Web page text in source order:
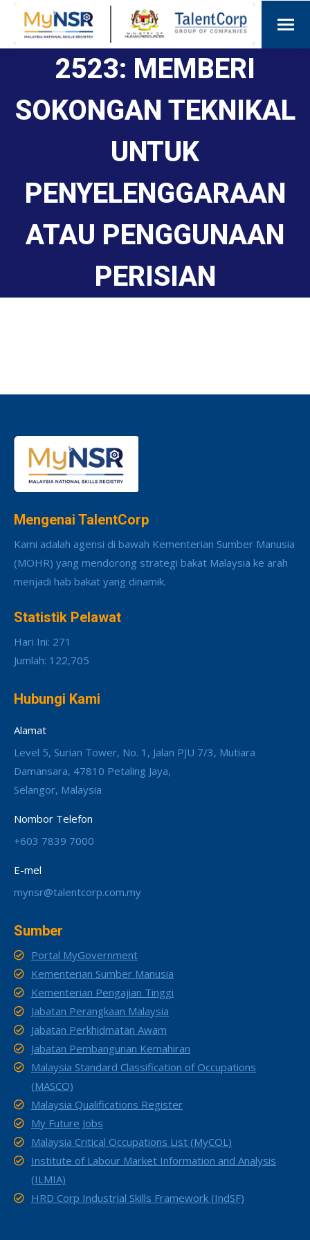
2523: MEMBERI
SOKONGAN TEKNIKAL
UNTUK
PENYELENGGARAAN
ATAU PENGGUNAAN
PERISIAN
Mengenai TalentCorp
Kami adalah agensi di bawah Kementerian Sumber Manusia
(MOHR) yang mendorong strategi bakat Malaysia ke arah
menjadi hab bakat yang dinamik.
Statistik Pelawat
Hari Ini: 271
Jumlah: 122,705
Hubungi Kami
Alamat
Level 5, Surian Tower, No. 1, Jalan PJU 7/3, Mutiara
Damansara, 47810 Petaling Jaya,
Selangor, Malaysia
Nombor Telefon
+603 7839 7000
E-mel
mynsr@talentcorp.com.my
Sumber
Portal MyGovernment
Kementerian Sumber Manusia
Kementerian Pengajian Tinggi
Jabatan Perangkaan Malaysia
Jabatan Perkhidmatan Awam
Jabatan Pembangunan Kemahiran
Malaysia Standard Classification of Occupations
(MASCO)
Malaysia Qualifications Register
My Future Jobs
Malaysia Critical Occupations List (MyCOL)
Institute of Labour Market Information and Analysis
(ILMIA)
HRD Corp Industrial Skills Framework (IndSF)